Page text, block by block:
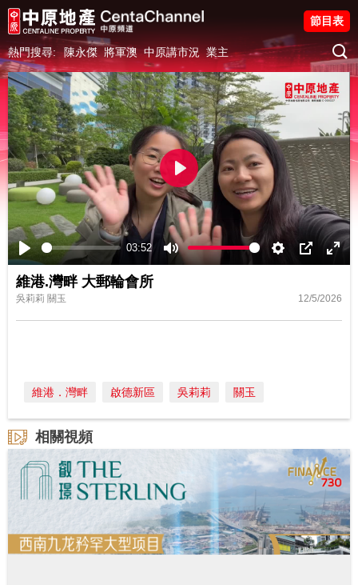
熱門搜尋: 陳永傑 將軍澳 中原講市況 業主
節目表
Play
03:52
Mute Settings
PIP
Play
維港.灣畔 大郵輪會所
吳莉莉 關玉 12/5/2026
維港．灣畔 啟德新區 吳莉莉 關玉
相關視頻